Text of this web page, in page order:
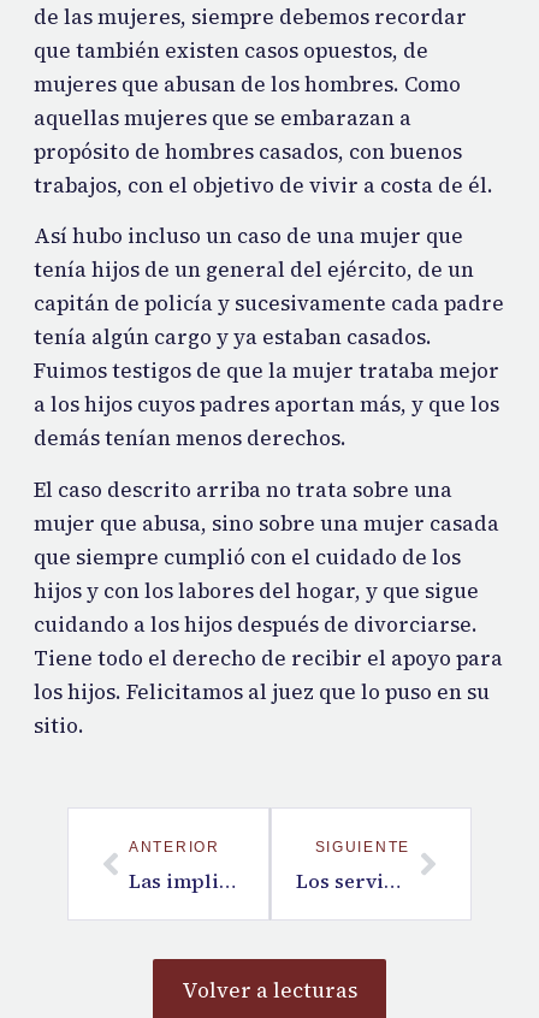
de las mujeres, siempre debemos recordar
que también existen casos opuestos, de
mujeres que abusan de los hombres. Como
aquellas mujeres que se embarazan a
propósito de hombres casados, con buenos
trabajos, con el objetivo de vivir a costa de él.
Así hubo incluso un caso de una mujer que
tenía hijos de un general del ejército, de un
capitán de policía y sucesivamente cada padre
tenía algún cargo y ya estaban casados.
Fuimos testigos de que la mujer trataba mejor
a los hijos cuyos padres aportan más, y que los
demás tenían menos derechos.
El caso descrito arriba no trata sobre una
mujer que abusa, sino sobre una mujer casada
que siempre cumplió con el cuidado de los
hijos y con los labores del hogar, y que sigue
cuidando a los hijos después de divorciarse.
Tiene todo el derecho de recibir el apoyo para
los hijos. Felicitamos al juez que lo puso en su
sitio.
ANTERIOR
Las implicancias de la práctica de la filialidad
SIGUIENTE
Los servidores públicos
Volver a lecturas